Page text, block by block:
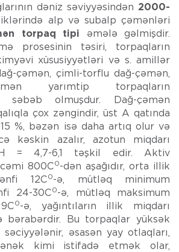
dəniz səviyyəsindən 2000-
alp və subalp çəmənləri
torpaq tipi əmələ gəlmişdir.
prosesinin təsiri, torpaqların
xüsusiyyətləri və s. amillər
çəmən, çimli-torflu dağ-çəmən,
yarımtip torpaqların
səbəb olmuşdur. Dağ-çəmən
çox zəngindir, üst A qatında
%, bəzən isə daha artıq olur və
kəskin azalır, azotun miqdarı
= 4,7-6,1 təşkil edir. Aktiv
800C0-dən aşağıdır, orta illik
12C0-ə, mütləq minimum
24-30C0-ə, mütləq maksimum
0-ə, yağıntıların illik miqdarı
bərabərdir. Bu torpaqlar yüksək
səciyyələnir, əsasən yay otlaqları,
kimi istifadə etmək olar,